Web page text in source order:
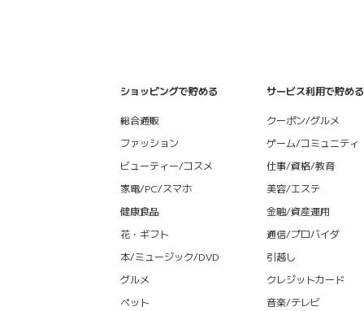
ショッピングで貯める
総合通販
ファッション
ビューティー/コスメ
家電/PC/スマホ
健康食品
花・ギフト
本/ミュージック/DVD
グルメ
ペット
サービス利用で貯める
クーポン/グルメ
ゲーム/コミュニティ
仕事/資格/教育
美容/エステ
金融/資産運用
通信/プロバイダ
引越し
クレジットカード
音楽/テレビ